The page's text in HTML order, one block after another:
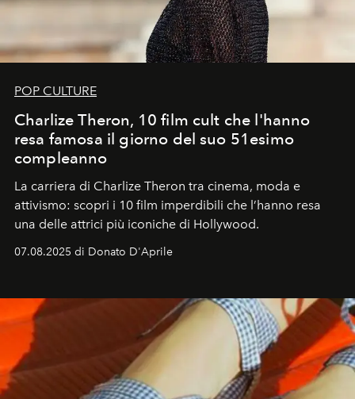
POP CULTURE
Charlize Theron, 10 film cult che l'hanno
resa famosa il giorno del suo 51esimo
compleanno
La carriera di Charlize Theron tra cinema, moda e
attivismo: scopri i 10 film imperdibili che l’hanno resa
una delle attrici più iconiche di Hollywood.
07.08.2025 di Donato D'Aprile